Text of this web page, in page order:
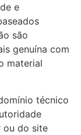
e
são
genuína com
material
técnico
ou do site